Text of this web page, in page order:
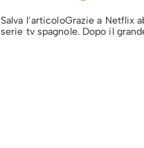
Salva l’articoloGrazie a Netflix
serie tv spagnole. Dopo il